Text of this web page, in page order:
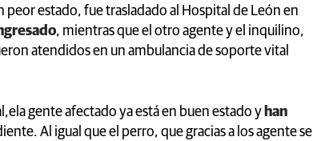
estado, fue trasladado al Hospital de León en
, mientras que el otro agente y el inquilino,
atendidos en un ambulancia de soporte vital
gente afectado ya está en buen estado y han
Al igual que el perro, que gracias a los agente se